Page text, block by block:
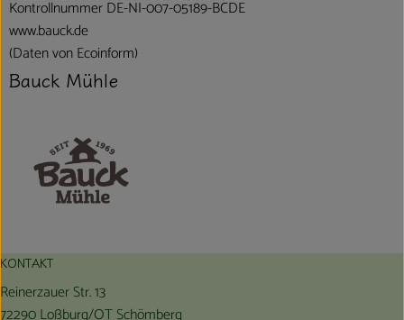
Kontrollnummer DE-NI-007-05189-BCDE
www.bauck.de
(Daten von Ecoinform)
Bauck Mühle
KONTAKT
Reinerzauer Str. 13
72290 Loßburg/OT Schömberg